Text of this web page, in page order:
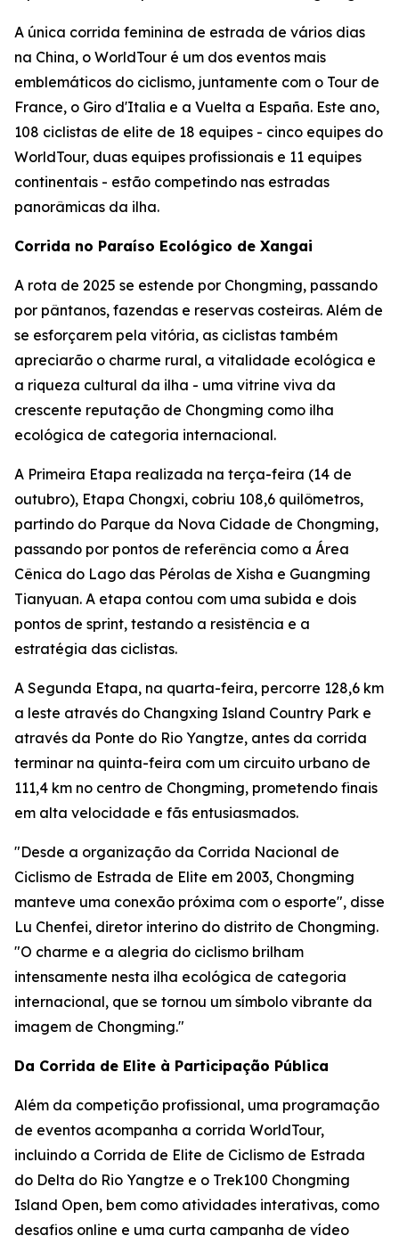
A única corrida feminina de estrada de vários dias
na China, o WorldTour é um dos eventos mais
emblemáticos do ciclismo, juntamente com o Tour de
France, o Giro d'Italia e a Vuelta a España. Este ano,
108 ciclistas de elite de 18 equipes - cinco equipes do
WorldTour, duas equipes profissionais e 11 equipes
continentais - estão competindo nas estradas
panorâmicas da ilha.
Corrida no Paraíso Ecológico de Xangai
A rota de 2025 se estende por Chongming, passando
por pântanos, fazendas e reservas costeiras. Além de
se esforçarem pela vitória, as ciclistas também
apreciarão o charme rural, a vitalidade ecológica e
a riqueza cultural da ilha - uma vitrine viva da
crescente reputação de Chongming como ilha
ecológica de categoria internacional.
A Primeira Etapa realizada na terça-feira (14 de
outubro), Etapa Chongxi, cobriu 108,6 quilômetros,
partindo do Parque da Nova Cidade de Chongming,
passando por pontos de referência como a Área
Cênica do Lago das Pérolas de Xisha e Guangming
Tianyuan. A etapa contou com uma subida e dois
pontos de sprint, testando a resistência e a
estratégia das ciclistas.
A Segunda Etapa, na quarta-feira, percorre 128,6 km
a leste através do Changxing Island Country Park e
através da Ponte do Rio Yangtze, antes da corrida
terminar na quinta-feira com um circuito urbano de
111,4 km no centro de Chongming, prometendo finais
em alta velocidade e fãs entusiasmados.
"Desde a organização da Corrida Nacional de
Ciclismo de Estrada de Elite em 2003, Chongming
manteve uma conexão próxima com o esporte", disse
Lu Chenfei, diretor interino do distrito de Chongming.
"O charme e a alegria do ciclismo brilham
intensamente nesta ilha ecológica de categoria
internacional, que se tornou um símbolo vibrante da
imagem de Chongming."
Da Corrida de Elite à Participação Pública
Além da competição profissional, uma programação
de eventos acompanha a corrida WorldTour,
incluindo a Corrida de Elite de Ciclismo de Estrada
do Delta do Rio Yangtze e o Trek100 Chongming
Island Open, bem como atividades interativas, como
desafios online e uma curta campanha de vídeo